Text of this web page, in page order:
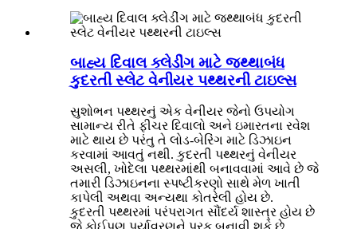
બાહ્ય દિવાલ ક્લેડીંગ માટે જથ્થાબંધ
કુદરતી સ્લેટ વેનીયર પથ્થરની ટાઇલ્સ
સુશોભન પથ્થરનું એક વેનીયર જેનો ઉપયોગ
સામાન્ય રીતે ફીચર દિવાલો અને ઇમારતના રવેશ
માટે થાય છે પરંતુ તે લોડ-બેરિંગ માટે ડિઝાઇન
કરવામાં આવતું નથી. કુદરતી પથ્થરનું વેનીયર
અસલી, ખોદેલા પથ્થરમાંથી બનાવવામાં આવે છે જે
તમારી ડિઝાઇનના સ્પષ્ટીકરણો સાથે મેળ ખાતી
કાપેલી અથવા અન્યથા કોતરેલી હોય છે.
કુદરતી પથ્થરમાં પરંપરાગત સૌંદર્ય શાસ્ત્ર હોય છે
જે કોઈપણ પર્યાવરણને પૂરક બનાવી શકે છે.